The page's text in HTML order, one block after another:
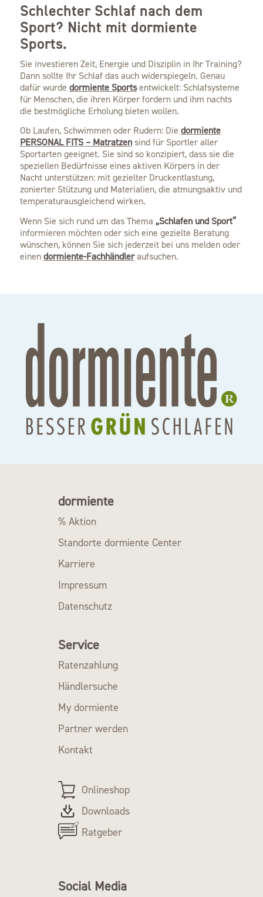
Schlechter Schlaf nach dem
Sport? Nicht mit dormiente
Sports.
Sie investieren Zeit, Energie und Disziplin in Ihr Training?
Dann sollte Ihr Schlaf das auch widerspiegeln. Genau
dafür wurde dormiente Sportsentwickelt: Schlafsysteme
für Menschen, die ihren Körper fordern und ihm nachts
die bestmögliche Erholung bieten wollen.
Ob Laufen, Schwimmen oder Rudern: Die dormiente
PERSONAL FITS – Matratzensind für Sportler aller
Sportarten geeignet. Sie sind so konzipiert, dass sie die
speziellen Bedürfnisse eines aktiven Körpers in der
Nacht unterstützen: mit gezielter Druckentlastung,
zonierter Stützung und Materialien, die atmungsaktiv und
temperaturausgleichend wirken.
Wenn Sie sich rund um das Thema „Schlafen und Sport“
informieren möchten oder sich eine gezielte Beratung
wünschen, können Sie sich jederzeit bei uns melden oder
einendormiente-Fachhändleraufsuchen.
dormiente
% Aktion
Standorte dormiente Center
Karriere
Impressum
Datenschutz
Service
Ratenzahlung
Händlersuche
My dormiente
Partner werden
Kontakt
Onlineshop
Downloads
Ratgeber
Social Media